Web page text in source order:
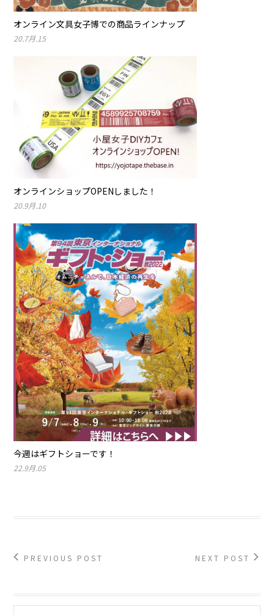
オンライン文具女子博での商品ラインナップ
20.7月.15
オンラインショップOPENしました！
20.9月.10
今週はギフトショーです！
22.9月.05
PREVIOUS POST NEXT POST